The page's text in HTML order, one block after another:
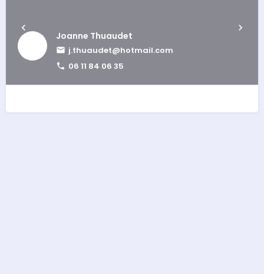
Joanne Thuaudet
j.thuaudet@hotmail.com
06 11 84 06 35